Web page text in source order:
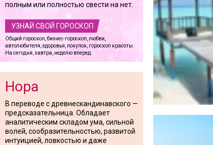
полным или полностью свести на нет.
УЗНАЙ СВОЙ ГОРОСКОП
Общий гороскоп, бизнес-гороскоп, любви,
автолюбителя, здоровья, покупок, гороскоп красоты.
На сегодня, завтра, неделю вперед.
Нора
В переводе с древнескандинавского —
предсказательница. Обладает
аналитическим складом ума, сильной
волей, сообразительностью, развитой
интуицией, ловкостью и даже